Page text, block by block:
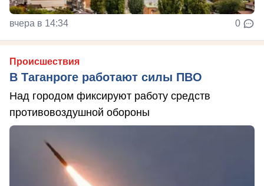
вчера в 14:34 0
Происшествия
В Таганроге работают силы ПВО
Над городом фиксируют работу средств
противовоздушной обороны